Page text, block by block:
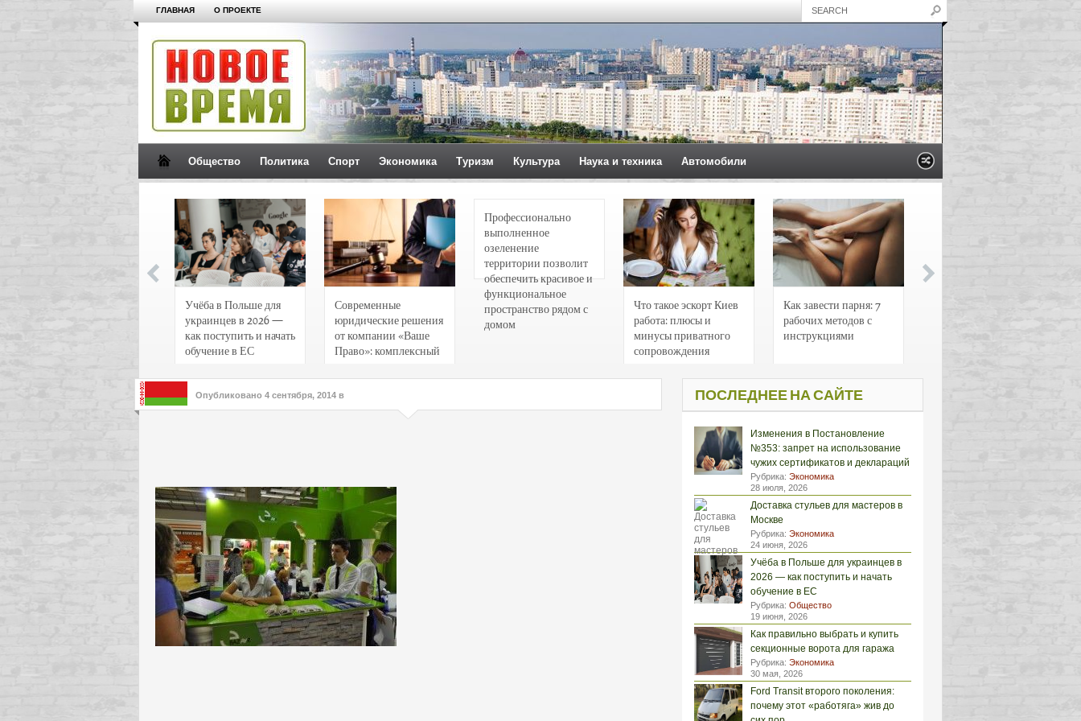
ГЛАВНАЯ О ПРОЕКТЕ
Общество Политика Спорт Экономика Туризм Культура Наука и техника Автомобили
Учёба в Польше для
украинцев в 2026 —
как поступить и начать
обучение в ЕС
Современные
юридические решения
от компании «Ваше
Право»: комплексный
интересов клиентов
Профессионально
выполненное
озеленение
территории позволит
обеспечить красивое и
функциональное
пространство рядом с
домом
Что такое эскорт Киев
работа: плюсы и
минусы приватного
сопровождения
Как завести парня: 7
рабочих методов с
инструкциями
Опубликовано 4 сентября, 2014 в ПОСЛЕДНЕЕ НА САЙТЕ
Изменения в Постановление
№353: запрет на использование
чужих сертификатов и деклараций
Рубрика: Экономика
28 июля, 2026
Доставка стульев для мастеров в
Москве
Рубрика: Экономика
24 июня, 2026
Учёба в Польше для украинцев в
2026 — как поступить и начать
обучение в ЕС
Рубрика: Общество
19 июня, 2026
Как правильно выбрать и купить
секционные ворота для гаража
Рубрика: Экономика
30 мая, 2026
Ford Transit второго поколения:
почему этот «работяга» жив до